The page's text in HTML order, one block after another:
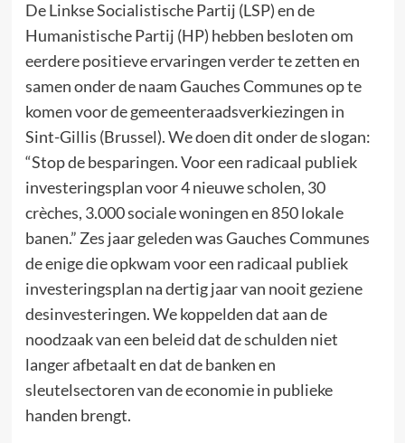
De Linkse Socialistische Partij (LSP) en de
Humanistische Partij (HP) hebben besloten om
eerdere positieve ervaringen verder te zetten en
samen onder de naam Gauches Communes op te
komen voor de gemeenteraadsverkiezingen in
Sint-Gillis (Brussel). We doen dit onder de slogan:
“Stop de besparingen. Voor een radicaal publiek
investeringsplan voor 4 nieuwe scholen, 30
crèches, 3.000 sociale woningen en 850 lokale
banen.” Zes jaar geleden was Gauches Communes
de enige die opkwam voor een radicaal publiek
investeringsplan na dertig jaar van nooit geziene
desinvesteringen. We koppelden dat aan de
noodzaak van een beleid dat de schulden niet
langer afbetaalt en dat de banken en
sleutelsectoren van de economie in publieke
handen brengt.